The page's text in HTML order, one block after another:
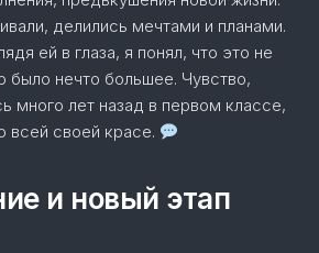
делились мечтами и планами.
ей в глаза, я понял, что это не
было нечто большее. Чувство,
много лет назад в первом классе,
всей своей красе.
и новый этап